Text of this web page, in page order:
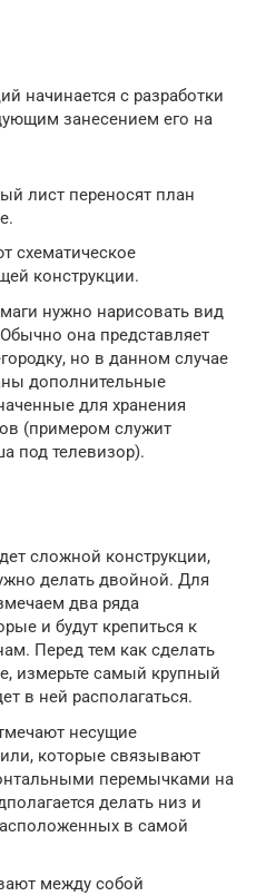
начинается с разработки
занесением его на
лист переносят план
схематическое
конструкции.
нужно нарисовать вид
она представляет
но в данном случае
дополнительные
для хранения
(примером служит
под телевизор).
сложной конструкции,
делать двойной. Для
два ряда
и будут крепиться к
Перед тем как сделать
измерьте самый крупный
в ней располагаться.
несущие
которые связывают
перемычками на
делать низ и
в самой
между собой